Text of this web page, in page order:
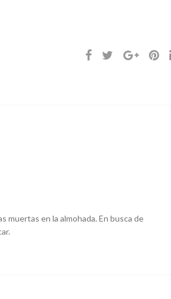
muertas en la almohada. En busca de